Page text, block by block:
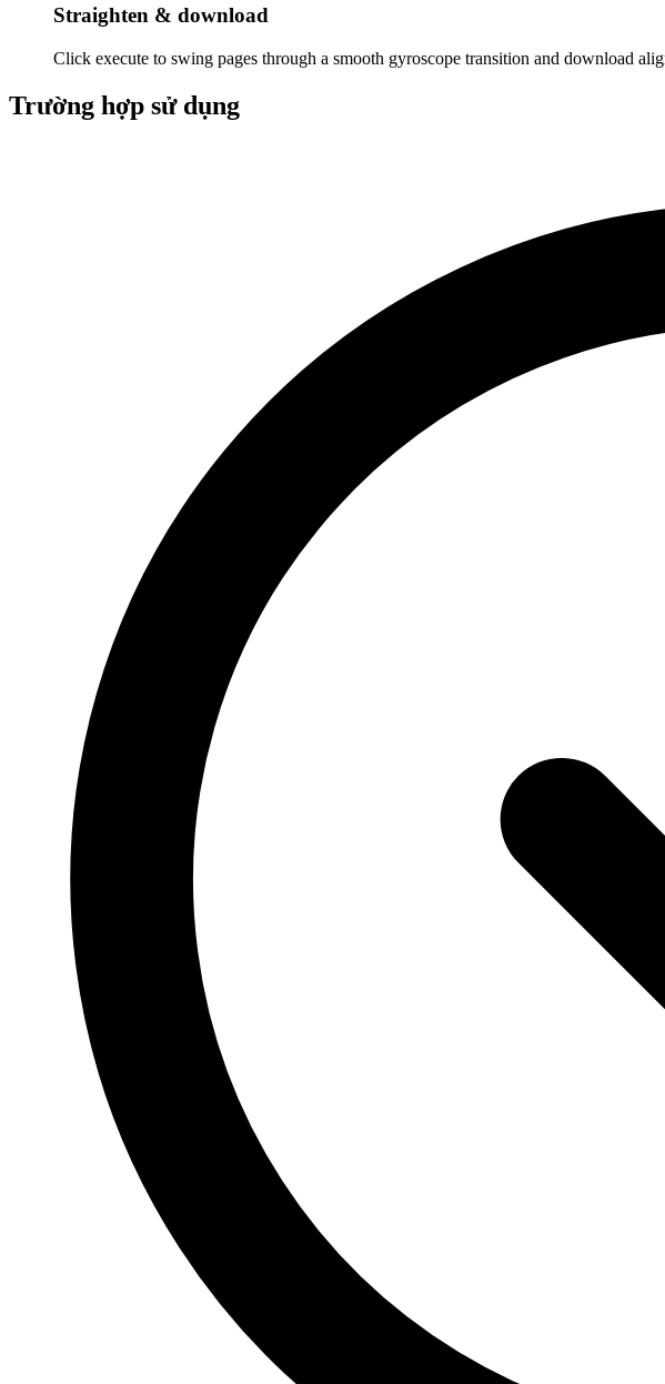
Straighten & download
Click execute to swing pages through a smooth gyroscope transition and download
Trường hợp sử dụng